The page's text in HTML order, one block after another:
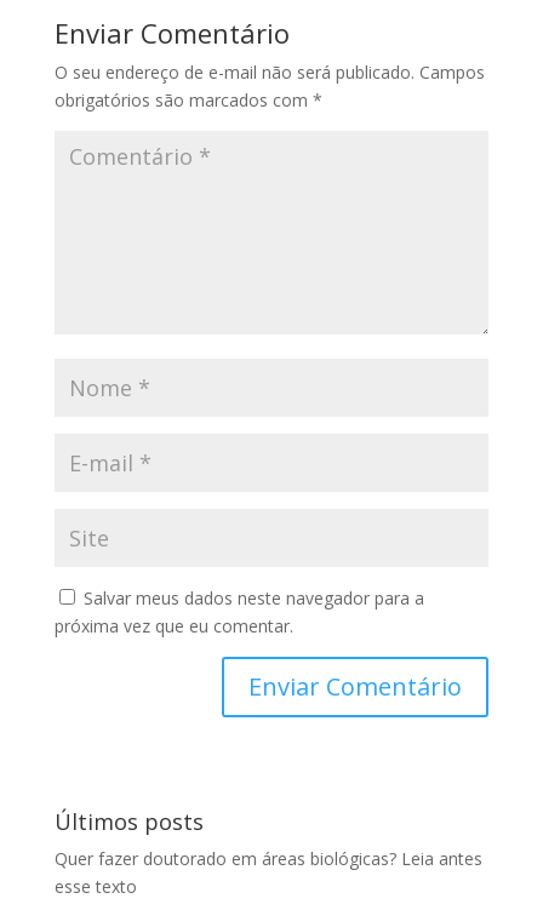
o
o
k
o
n
Enviar Comentário
O seu endereço de e-mail não será publicado. Campos
obrigatórios são marcados com *
Salvar meus dados neste navegador para a
próxima vez que eu comentar.
Últimos posts
Quer fazer doutorado em áreas biológicas? Leia antes
esse texto